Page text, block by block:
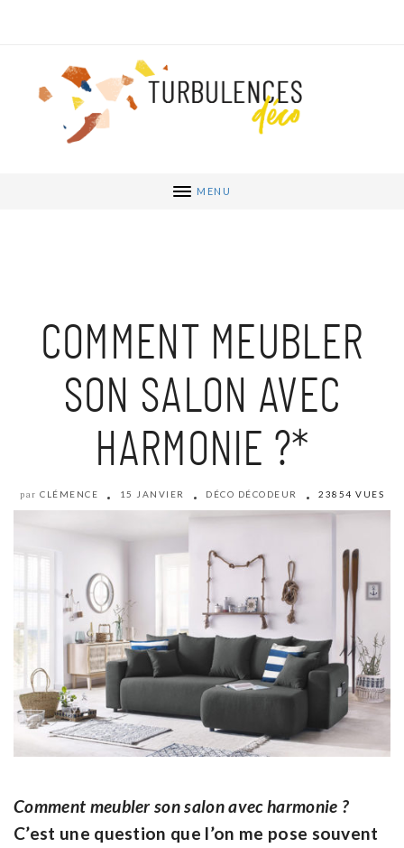
MENU
COMMENT MEUBLER
SON SALON AVEC
HARMONIE ?*
par CLÉMENCE 15 JANVIER DÉCO DÉCODEUR 23854 VUES
Comment meubler son salon avec harmonie ?
C’est une question que l’on me pose souvent